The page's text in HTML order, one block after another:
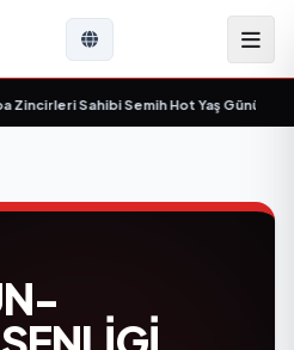
Zincirleri Sahibi Semih Hot Yaş Gününü